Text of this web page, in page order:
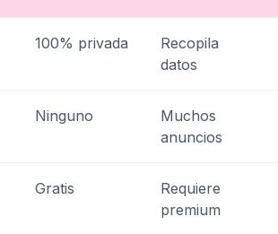
100% privada
Recopila
datos
Ninguno
Muchos
anuncios
Gratis
Requiere
premium